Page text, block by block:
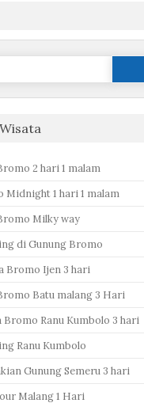
2 hari 1 malam
Midnight 1 hari 1 malam
Milky way
di Gunung Bromo
Bromo Ijen 3 hari
Batu malang 3 Hari
Bromo Ranu Kumbolo 3 hari
Ranu Kumbolo
Gunung Semeru 3 hari
Malang 1 Hari